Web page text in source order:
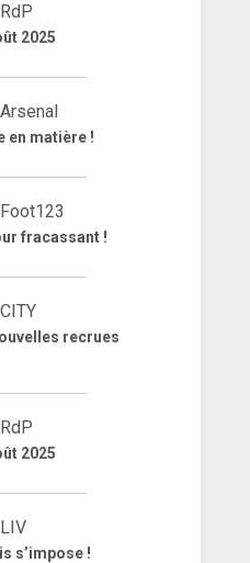
2025
en matière !
fracassant !
recrues
2025
s’impose !